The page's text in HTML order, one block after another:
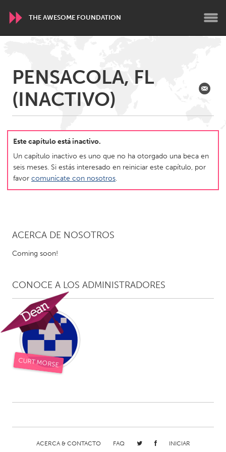
THE AWESOME FOUNDATION
Conservation and Climate
Disability
Dragon Dreaming
On the Water
Javakhk
AUSTRALIA
Adelaide
Fleurieu
Kitchener-Waterloo
New Glasgow
Newmarket
Ottawa
South Shore
MALAYSIA
Kuala Lumpur
Leiden
Rotterdam
PENSACOLA, FL
(INACTIVO)
Este capítulo está inactivo.
Un capítulo inactivo es uno que no ha otorgado una beca en
seis meses. Si estás interesado en reiniciar este capítulo, por
favor comunícate con nosotros.
ACERCA DE NOSOTROS
Coming soon!
CONOCE A LOS ADMINISTRADORES
CURT MORSE
ACERCA & CONTACTO FAQ INICIAR